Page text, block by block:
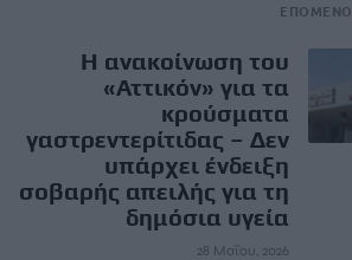
ΕΠΌΜΕΝΟ
Η ανακοίνωση του
«Αττικόν» για τα
κρούσματα
γαστρεντερίτιδας – Δεν
υπάρχει ένδειξη
σοβαρής απειλής για τη
δημόσια υγεία
28 Μαΐου, 2026